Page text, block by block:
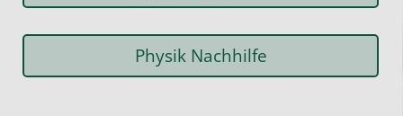
Physik Nachhilfe